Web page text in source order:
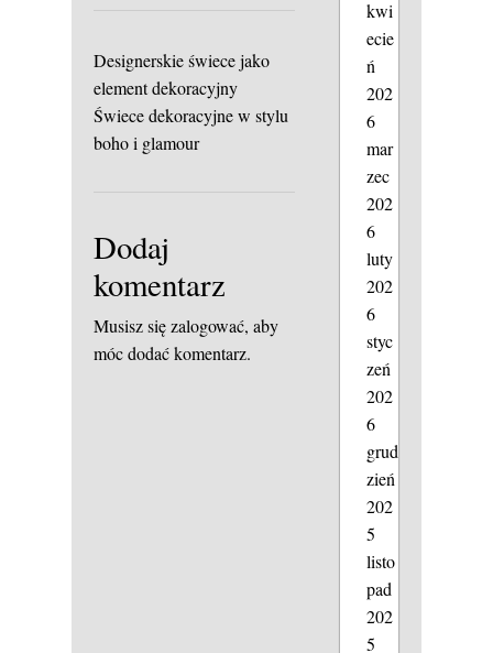
Designerskie świece jako
element dekoracyjny
Świece dekoracyjne w stylu
boho i glamour
Dodaj
komentarz
Musisz sięzalogować, aby
móc dodać komentarz.
kwi
ecie
ń
202
6
mar
zec
202
6
luty
202
6
styc
zeń
202
6
grud
zień
202
5
listo
pad
202
5